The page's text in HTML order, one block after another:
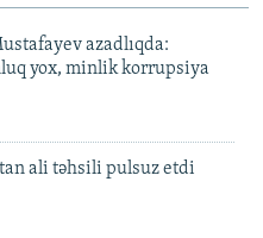
azadlıqda:
yox, minlik korrupsiya
ali təhsili pulsuz etdi